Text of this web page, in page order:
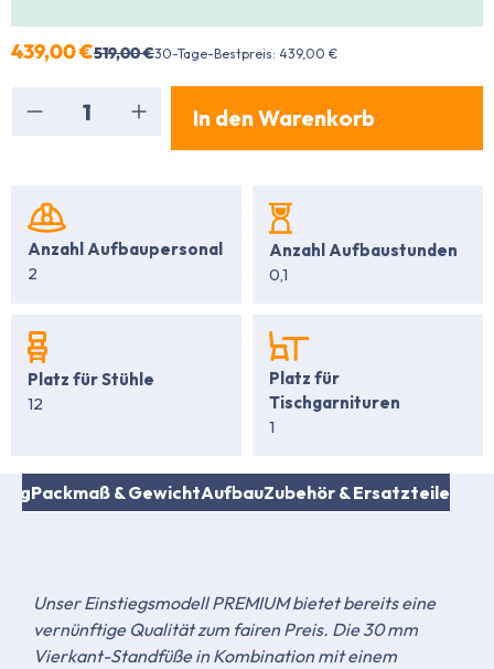
439,00 €519,00 €30-Tage-Bestpreis: 439,00 €
Produkt Anzahl: Gib den gewünschten Wert
In den Warenkorb
Anzahl Aufbaupersonal
2
Anzahl Aufbaustunden
0,1
Platz für Stühle
12
Platz für
Tischgarnituren
1
Packmaß & GewichtAufbauZubehör & Ersatzteile
Unser Einstiegsmodell PREMIUM bietet bereits eine
vernünftige Qualität zum fairen Preis. Die 30 mm
Vierkant-Standfüße in Kombination mit einem